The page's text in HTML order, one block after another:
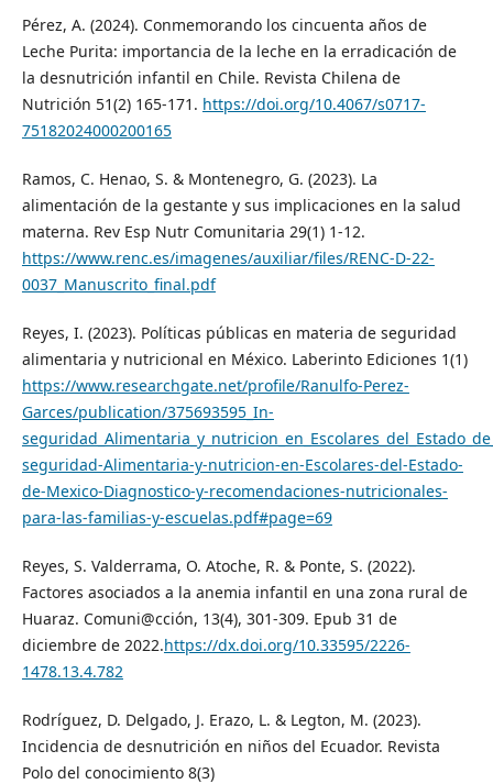
Pérez, A. (2024). Conmemorando los cincuenta años de
Leche Purita: importancia de la leche en la erradicación de
la desnutrición infantil en Chile. Revista Chilena de
Nutrición 51(2) 165-171. https://doi.org/10.4067/s0717-
75182024000200165
Ramos, C. Henao, S. & Montenegro, G. (2023). La
alimentación de la gestante y sus implicaciones en la salud
materna. Rev Esp Nutr Comunitaria 29(1) 1-12.
https://www.renc.es/imagenes/auxiliar/files/RENC-D-22-
0037_Manuscrito_final.pdf
Reyes, I. (2023). Políticas públicas en materia de seguridad
alimentaria y nutricional en México. Laberinto Ediciones 1(1)
https://www.researchgate.net/profile/Ranulfo-Perez-
Garces/publication/375693595_In-
seguridad-Alimentaria-y-nutricion-en-Escolares-del-Estado-
de-Mexico-Diagnostico-y-recomendaciones-nutricionales-
para-las-familias-y-escuelas.pdf#page=69
Reyes, S. Valderrama, O. Atoche, R. & Ponte, S. (2022).
Factores asociados a la anemia infantil en una zona rural de
Huaraz. Comuni@cción, 13(4), 301-309. Epub 31 de
diciembre de 2022.https://dx.doi.org/10.33595/2226-
1478.13.4.782
Rodríguez, D. Delgado, J. Erazo, L. & Legton, M. (2023).
Incidencia de desnutrición en niños del Ecuador. Revista
Polo del conocimiento 8(3)